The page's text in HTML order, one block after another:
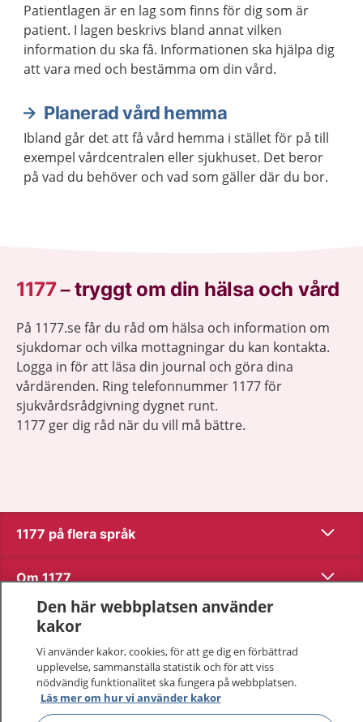
Patientlagen är en lag som finns för dig som är
patient. I lagen beskrivs bland annat vilken
information du ska få. Informationen ska hjälpa dig
att vara med och bestämma om din vård.
Planerad vård hemma
Ibland går det att få vård hemma i stället för på till
exempel vårdcentralen eller sjukhuset. Det beror
på vad du behöver och vad som gäller där du bor.
1177–tryggt om din hälsa och vård
På 1177.se får du råd om hälsa och information om
sjukdomar och vilka mottagningar du kan kontakta.
Logga in för att läsa din journal och göra dina
vårdärenden. Ring telefonnummer 1177 för
sjukvårdsrådgivning dygnet runt.
1177 ger dig råd när du vill må bättre.
1177 på flera språk Visa
Om 1177 Visa
Kontakt
Behandling av personuppgifter
Den här webbplatsen använder
kakor
Vi använder kakor, cookies, för att ge dig en förbättrad
upplevelse, sammanställa statistik och för att viss
nödvändig funktionalitet ska fungera på webbplatsen.
Läs mer om hur vi använder kakor